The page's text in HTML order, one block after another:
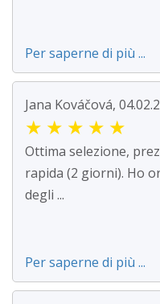
Per saperne di più ...
Jana Kováčová,
★ ★ ★ ★ ★
Ottima selezione,
rapida (2 giorni). Ho
degli ...
Per saperne di più ...